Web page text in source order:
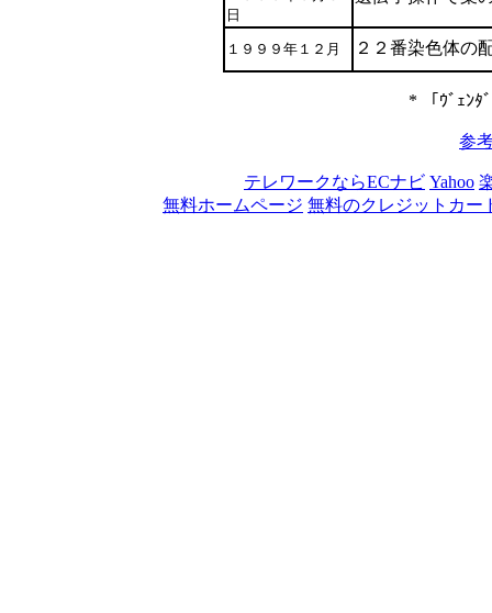
日
１９９９年１２月 ２２番染色体の
* 「ｳﾞｪﾝﾀ
参
テレワークならECナビ Yahoo
無料ホームページ 無料のクレジットカー